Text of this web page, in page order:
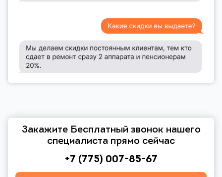
Закажите Бесплатный звонок нашего
специалиста прямо сейчас
+7 (775) 007-85-67